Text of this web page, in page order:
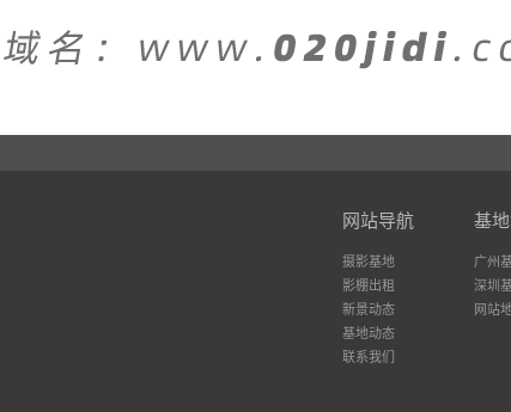
网站导航
摄影基地
影棚出租
新景动态
基地动态
联系我们
基
广州
深圳
网站